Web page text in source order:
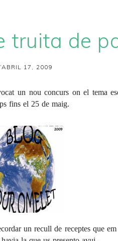
truita de
17, 2009
un nou concurs on el tema
fins el 25 de maig.
un recull de receptes que